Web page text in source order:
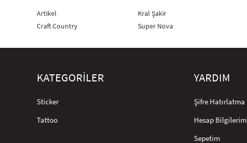
Artikel
Craft Country
Kral Şakir
Super Nova
KATEGORİLER
Sticker
Tattoo
YARDIM
Şifre Hatırlatma
Hesap Bilgilerim
Sepetim